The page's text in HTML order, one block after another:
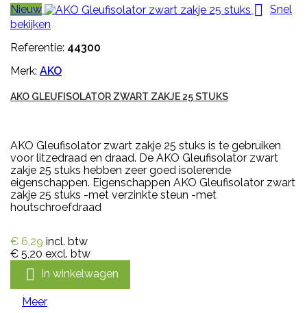
Nieuw
 Snel
bekijken
Referentie: 44300
Merk: AKO
AKO GLEUFISOLATOR ZWART ZAKJE 25 STUKS
AKO Gleufisolator zwart zakje 25 stuks is te gebruiken
voor litzedraad en draad. De AKO Gleufisolator zwart
zakje 25 stuks hebben zeer goed isolerende
eigenschappen. Eigenschappen AKO Gleufisolator zwart
zakje 25 stuks -met verzinkte steun -met
houtschroefdraad
€ 6,29 incl. btw
€ 5,20 excl. btw
 In winkelwagen
Meer